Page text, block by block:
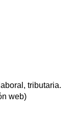
tributaria.
web)